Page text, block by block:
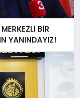
BiR
YANINDAYIZ!